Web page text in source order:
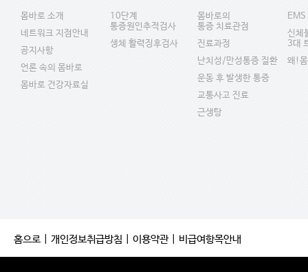
몸바로 소개
네트워크 지점안내
공지사항
언론 속의 몸바로
몸바로 건강자료실
10단계
통증원인추적검사
생체 활력징후검사
몸바로의
통증 치료관점
진료과정
난치성/만성통증 질환
운동 후 발생한 통증
교통사고 진료
근생탕
EMS
신체
3대
왜!
홈으로 개인정보취급방침 이용약관| 비급여항목안내